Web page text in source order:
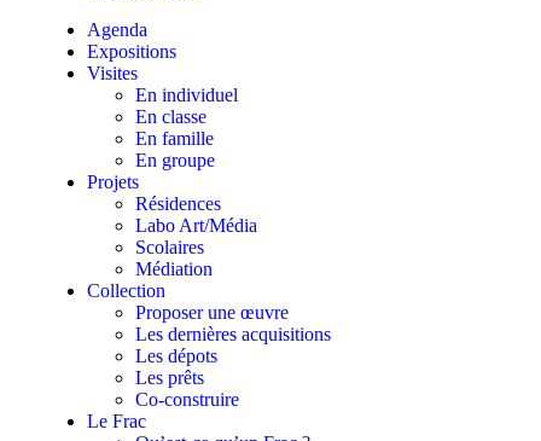
Agenda
Expositions
Visites
En individuel
En classe
En famille
En groupe
Projets
Résidences
Labo Art/Média
Scolaires
Médiation
Collection
Proposer une œuvre
Les dernières acquisitions
Les dépots
Les prêts
Co-construire
Le Frac